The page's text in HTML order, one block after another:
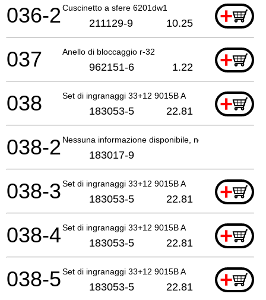
Cuscinetto a sfere 6201dw1 +
036-2 211129-9 10.25
Anello di bloccaggio r-32 +
037 962151-6 1.22
Set di ingranaggi 33+12 9015B A +
038 183053-5 22.81
Nessuna informazione disponibile, non ordinabile
038-2 183017-9
Set di ingranaggi 33+12 9015B A +
038-3 183053-5 22.81
Set di ingranaggi 33+12 9015B A +
038-4 183053-5 22.81
Set di ingranaggi 33+12 9015B A +
038-5 183053-5 22.81